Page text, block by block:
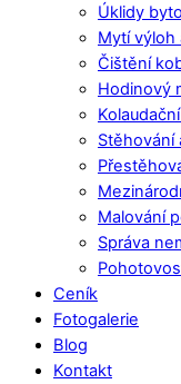
Úklidy
Mytí výloh
Čištění
Hodinový
Stěhování
Malování
Správa
Ceník
Fotogalerie
Blog
Kontakt